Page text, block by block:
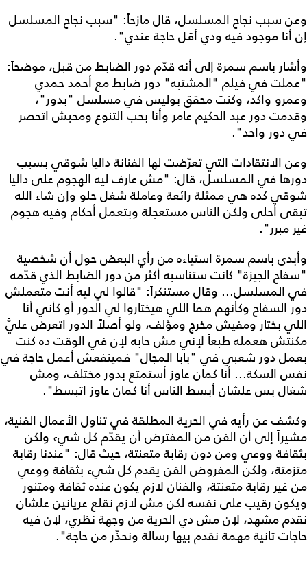
وعن سبب نجاح المسلسل، قال مازحاً: "سبب نجاح المسلسل
إن أنا موجود فيه ودي أقل حاجة عندي".
وأشار باسم سمرة إلى أنه قدّم دور الضابط من قبل، موضحاً:
"عملت في فيلم "المشتبه" دور ضابط مع أحمد حمدي
وعمرو واكد، وكنت محقق بوليس في مسلسل "بدور"،
وقدمت دور عبد الحكيم عامر وأنا بحب التنوع ومحبش اتحصر
في دور واحد".
وعن الانتقادات التي تعرّضت لها الفنانة داليا شوقي بسبب
دورها في المسلسل، قال: "مش عارف ليه الهجوم على داليا
شوقي كده هي ممثلة رائعة وعاملة شغل حلو وإن شاء الله
تبقى أحلى ولكن الناس مستعجلة وبتعمل أحكام وفيه هجوم
غير مبرر".
وأبدى باسم سمرة استياءه من رأي البعض حول أن شخصية
"سفاح الجيزة" كانت ستناسبه أكثر من دور الضابط الذي قدّمه
في المسلسل... وقال مستنكراً: "قالوا لي ليه أنت متعملش
دور السفاح وكأنهم هما اللي هيختاروا لي الدور أو كأني أنا
اللي بختار ومفيش مخرج ومؤلف، ولو أصلاً الدور اتعرض عليَّ
مكنتش هعمله طبعاً لإني مش حابه لإن في الوقت ده كنت
بعمل دور شعبي في "بابا المجال" فمينفعش أعمل حاجة في
نفس السكة... أنا كمان عاوز أستمتع بدور مختلف، ومش
شغال بس علشان أبسط الناس أنا كمان عاوز اتبسط".
وكشف عن رأيه في الحرية المطلقة في تناول الأعمال الفنية،
مشيراً إلى أن الفن من المفترض أن يقدّم كل شيء ولكن
بثقافة ووعي ومن دون رقابة متعنتة، حيث قال: "عندنا رقابة
متزمتة، ولكن المفروض الفن يقدم كل شيء بثقافة ووعي
من غير رقابة متعنتة، والفنان لازم يكون عنده ثقافة ومتنور
ويكون رقيب على نفسه لكن مش لازم نقلع عريانين علشان
نقدم مشهد، لإن مش دي الحرية من وجهة نظري، لإن فيه
حاجات تانية مهمة نقدم بيها رسالة ونحذّر من حاجة".